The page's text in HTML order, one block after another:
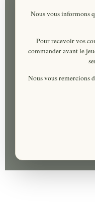
Nous vous informons
Pour recevoir vos
commanderavant le
Nous vous remercions